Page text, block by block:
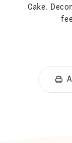
Cake.